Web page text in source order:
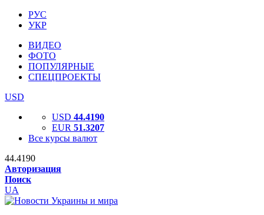
РУС
УКР
ВИДЕО
ФОТО
ПОПУЛЯРНЫЕ
СПЕЦПРОЕКТЫ
USD
USD 44.4190
EUR 51.3207
Все курсы валют
44.4190
Авторизация
Поиск
UA